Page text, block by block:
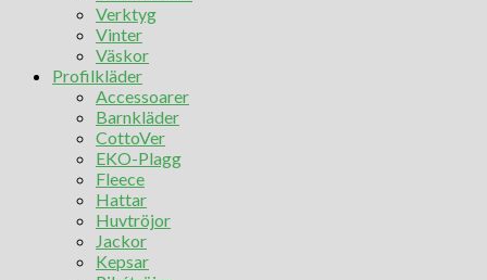
Verktyg
Vinter
Väskor
Profilkläder
Accessoarer
Barnkläder
CottoVer
EKO-Plagg
Fleece
Hattar
Huvtröjor
Jackor
Kepsar